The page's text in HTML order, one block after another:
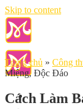
Skip to content
Trang chủ » Công
Miệng, Độc Đáo
Cách Làm